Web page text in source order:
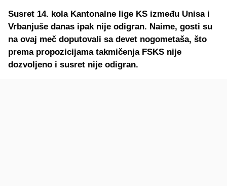
Susret 14. kola Kantonalne lige KS između Unisa i
Vrbanjuše danas ipak nije odigran. Naime, gosti su
na ovaj meč doputovali sa devet nogometaša, što
prema propozicijama takmičenja FSKS nije
dozvoljeno i susret nije odigran.